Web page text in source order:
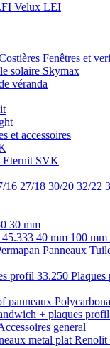
Velux LEI
Fenêtres et
solaire Skymax
véranda
et accessoires
Eternit SVK
16 27/18 30/20 32/22
30 mm
45.333 40 mm 100 mm
Panneaux
profil 33.250
panneaux
+ plaques profil
general
metal plat Renolit